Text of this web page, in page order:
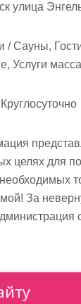
улица
/ Сауны,
Услуги
Круглосуточно
целях для
За